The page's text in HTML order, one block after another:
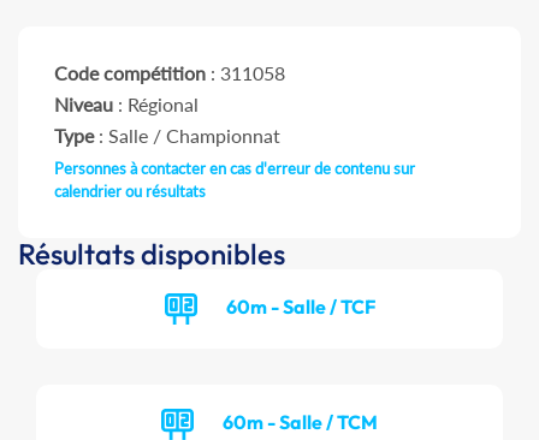
Code compétition : 311058
Niveau : Régional
Type: Salle / Championnat
Personnes à contacter en cas d'erreur de contenu sur
calendrier ou résultats
Résultats disponibles
60m - Salle / TCF
60m - Salle / TCM